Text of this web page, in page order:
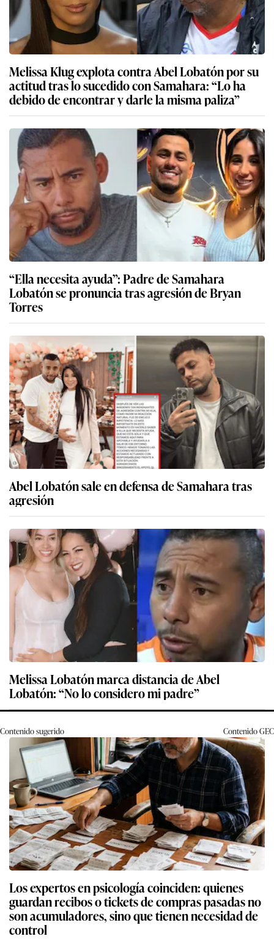
Melissa Klug explota contra Abel Lobatón por su
actitud tras lo sucedido con Samahara: “Lo ha
debido de encontrar y darle la misma paliza”
“Ella necesita ayuda”: Padre de Samahara
Lobatón se pronuncia tras agresión de Bryan
Torres
Abel Lobatón sale en defensa de Samahara tras
agresión
Melissa Lobatón marca distancia de Abel
Lobatón: “No lo considero mi padre”
Contenido sugerido ContenidoGEC
Los expertos en psicología coinciden: quienes
guardan recibos o tickets de compras pasadas no
son acumuladores, sino que tienen necesidad de
control